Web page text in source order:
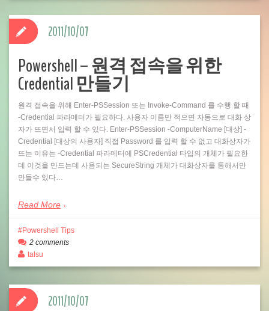
Powershell – 원격 접속을 위한
Credential 만들기
원격 접속을 위해 Enter-PSSession 또는 Invoke-Command 를 수행 할 때
-Credential 파라메터가 필요하다. 사용자 이름만 적으면 자동으로 대화 상
자가 뜨면서 입력 할 수 있다. Enter-PSSession -ComputerName [대상] -
Credential [대상의 사용자] 직접 Password 를 입력 할 수 없고 대화상자가
뜨는 이유는 -Credential 파라메터에 PSCredential 타입의 개체가 필요한
데 이것을 만드는데 사용되는 SecureString 개체가 대화상자를 통해서만
만들수 있다…
Read More
2011/10/07
Powershell Tips
2 comments
talsu
2011/10/07